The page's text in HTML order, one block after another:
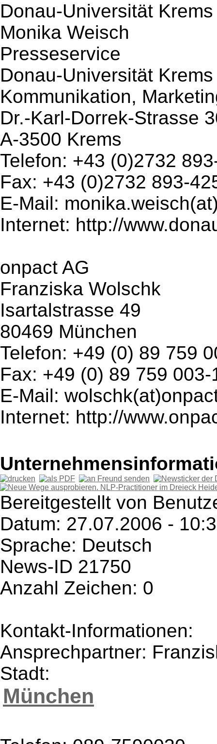
Donau-Universität Krems
Monika Weisch
Presseservice
Donau-Universität Krems
Kommunikation,
Dr.-Karl-Dorrek-Strasse
A-3500 Krems
Telefon: +43 (0)2732
Fax: +43 (0)2732 893-
E-Mail:
Internet: http://
onpact AG
Franziska Wolschk
Isartalstrasse 49
80469 München
Telefon: +49 (0) 89 759
Fax: +49 (0) 89 759 003-
E-Mail:
Internet: http://
Bereitgestellt von
Datum: 27.07.2006 -
Sprache: Deutsch
News-ID 21750
Anzahl Zeichen: 0
Kontakt-Informationen:
Ansprechpartner:
Stadt:
München